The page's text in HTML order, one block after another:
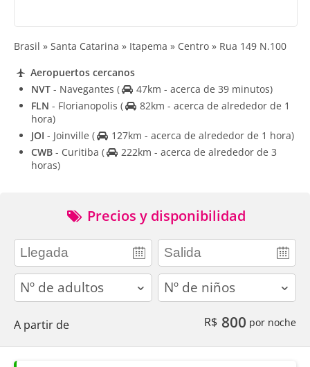
Brasil » Santa Catarina » Itapema » Centro » Rua 149 N.100
Aeropuertos cercanos
NVT - Navegantes (
47km - acerca de 39 minutos)
FLN - Florianopolis (
82km - acerca de alrededor de 1
hora)
JOI - Joinville (
127km - acerca de alrededor de 1 hora)
CWB - Curitiba (
222km - acerca de alrededor de 3
horas)
Precios y disponibilidad
adults children
A partir de R$ 800 por noche